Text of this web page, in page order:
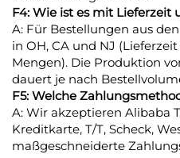
F4: Wie ist es mit Lieferzeit
A: Für Bestellungen aus
in OH, CA und NJ
Mengen). Die Produktion
dauert je nach
F5: Welche
A: Wir akzeptieren Alibaba
Kreditkarte, T/T, Scheck,
maßgeschneiderte